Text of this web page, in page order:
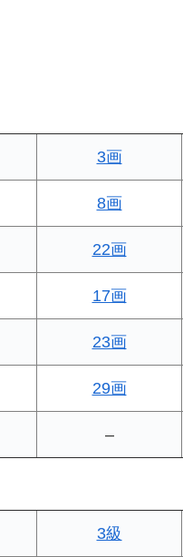
3画
8画
22画
17画
23画
29画
–
3級